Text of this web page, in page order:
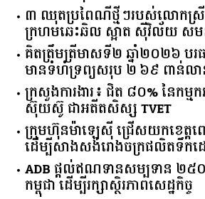
៣ ឈុតប្រពៃណីថ្មីៗរបស់លោកស្រី
ក្រហមឆេះឆិល ស្អាត ​ស៊ីវិល័យ សម
គិត​ត្រឹមត្រីមាស​ទី​២​ ​ឆ្នាំ​២០២៦​ បរធ
មាន​ទំហំ​ទ្រព្យ​សរុប​ ​២.៦៩​ ​ពាន់លា
ក្រសួង​ការងារ​៖ ​ជិត​ ​៨០​% ​នៃ​កម្ម
ស៊ុយ​ស៊ូ ​ជា​អតីត​សិស្ស​ ​TVET​
ក្រុមហ៊ុន​ម៉ាឡេស៊ី ជ្រើសយកខេត្ដ
ដើម្បីសាងសង់រោងចក្រផលិតទឹក
ADB ផ្តល់ឥណទានសម្បទាន ២៥
កម្ពុជា ដើម្បីរក្សាស្ថិរភាពសេដ្ឋកិច្ច